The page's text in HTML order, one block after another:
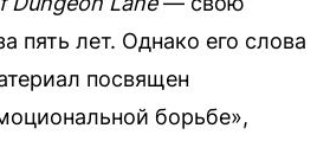
пять лет. Однако его слова
посвящен
борьбе»,